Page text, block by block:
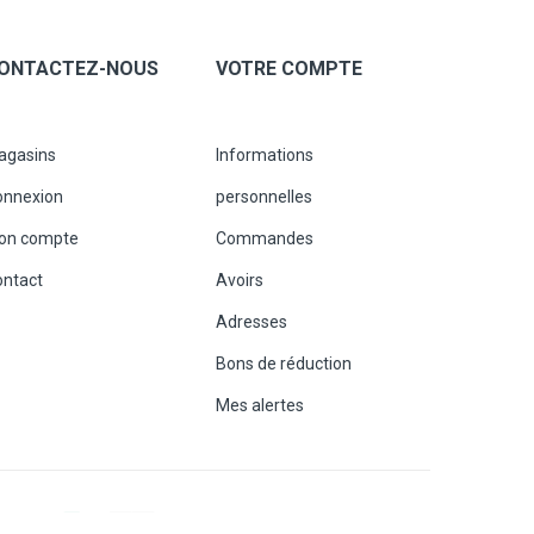
NOUS
compte
VOTRE COMPTE
Informations
personnelles
Commandes
Avoirs
Adresses
Bons de réduction
Mes alertes